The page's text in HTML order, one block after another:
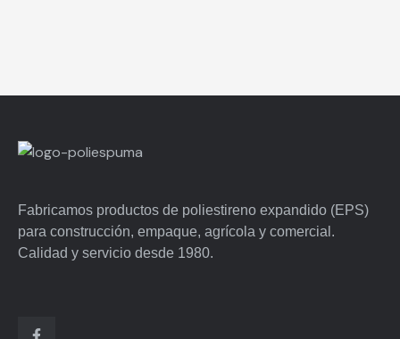
Fabricamos productos de poliestireno expandido (EPS)
para construcción, empaque, agrícola y comercial.
Calidad y servicio desde 1980.